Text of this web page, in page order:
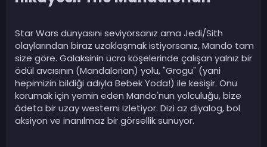
Star Wars dünyasını seviyorsanız ama Jedi/Sith
olaylarından biraz uzaklaşmak istiyorsanız, Mando tam
size göre. Galaksinin ücra köşelerinde çalışan yalnız bir
ödül avcısının (Mandalorian) yolu, "Grogu" (yani
hepimizin bildiği adıyla Bebek Yoda!) ile kesişir. Onu
korumak için yemin eden Mando'nun yolculuğu, bize
âdeta bir uzay westerni izletiyor. Dizi az diyalog, bol
aksiyon ve inanılmaz bir görsellik sunuyor.